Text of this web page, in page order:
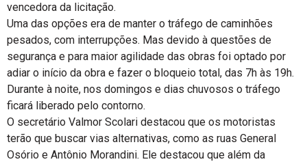
vencedora da licitação.
Uma das opções era de manter o tráfego de caminhões
pesados, com interrupções. Mas devido à questões de
segurança e para maior agilidade das obras foi optado por
adiar o início da obra e fazer o bloqueio total, das 7h às 19h.
Durante à noite, nos domingos e dias chuvosos o tráfego
ficará liberado pelo contorno.
O secretário Valmor Scolari destacou que os motoristas
terão que buscar vias alternativas, como as ruas General
Osório e Antônio Morandini. Ele destacou que além da